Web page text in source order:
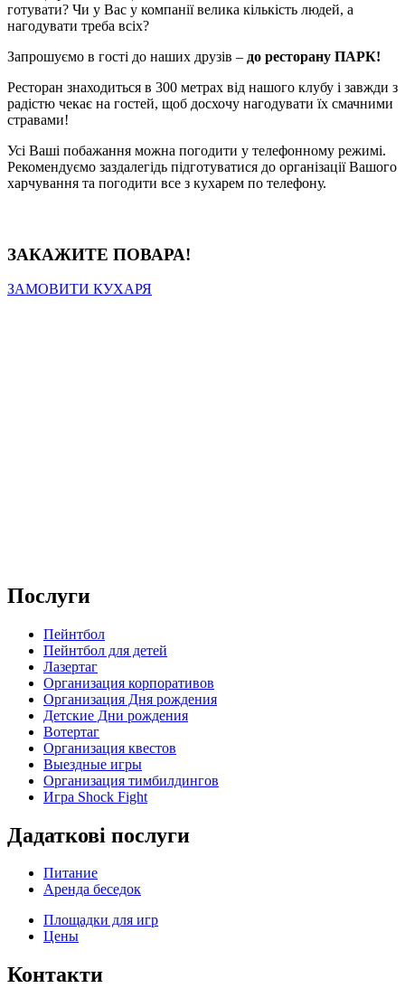
готувати? Чи у Вас у компанії велика кількість людей, а
нагодувати треба всіх?
Запрошуємо в гості до наших друзів – до ресторану ПАРК!
Ресторан знаходиться в 300 метрах від нашого клубу і завжди з
радістю чекає на гостей, щоб досхочу нагодувати їх смачними
стравами!
Усі Ваші побажання можна погодити у телефонному режимі.
Рекомендуємо заздалегідь підготуватися до організації Вашого
харчування та погодити все з кухарем по телефону.
ЗАКАЖИТЕ ПОВАРА!
ЗАМОВИТИ КУХАРЯ
Послуги
Пейнтбол
Пейнтбол для детей
Лазертаг
Организация корпоративов
Организация Дня рождения
Детские Дни рождения
Вотертаг
Организация квестов
Выездные игры
Организация тимбилдингов
Игра Shock Fight
Дадаткові послуги
Питание
Аренда беседок
Площадки для игр
Цены
Контакти